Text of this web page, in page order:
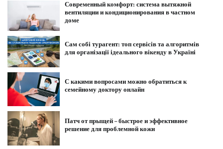
Современный комфорт: система вытяжной
вентиляции и кондиционирования в частном
доме
Сам собі турагент: топ сервісів та алгоритмів
для організації ідеального вікенду в Україні
С какими вопросами можно обратиться к
семейному доктору онлайн
Патч от прыщей – быстрое и эффективное
решение для проблемной кожи